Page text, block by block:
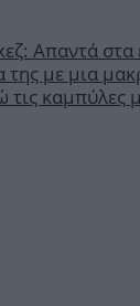
Απαντά στα
της με μια
καμπύλες